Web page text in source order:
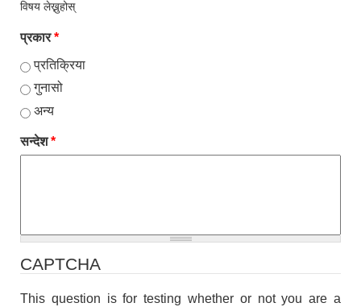
विषय लेख्नुहोस्
प्रकार*
प्रतिक्रिया
गुनासो
अन्य
सन्देश*
CAPTCHA
This question is for testing whether or not you are a